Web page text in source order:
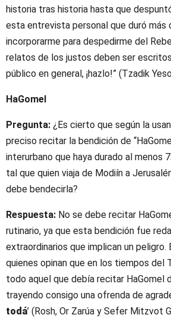
historia tras historia hasta que
esta entrevista personal que duró más
incorporarme para despedirme del
relatos de los justos deben ser
público en general, ¡hazlo!” (Tzadik
HaGomel
Pregunta: ¿Es cierto que según la
preciso recitar la bendición de
interurbano que haya durado al menos
tal que quien viaja de Modiín a
debe bendecirla?
Respuesta: No se debe recitar
rutinario, ya que esta bendición fue
extraordinarios que implican un peligro.
quienes opinan que en los tiempos del
todo aquel que debía recitar HaGomel
trayendo consigo una ofrenda de
todá’ (Rosh, Or Zarúa y Sefer Mitzvot